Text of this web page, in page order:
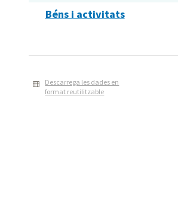
Béns i activitats
Descarrega les dades en
format reutilitzable